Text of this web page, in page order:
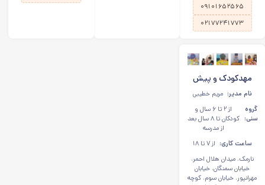
۰۹۱۰۱۶۵۲۵۶۵
۰۲۱۷۷۲۴۱۷۷۳
مهدکودک و پیش
دبستانی طوطک در
نام مدیر: مریم خطیبی
گروه
سنی:
از ۲ تا ۶ سال و
کودکان تا ۸ سال بعد
از مدرسه
ساعت کاری: از ۷ تا ۱۸
نارمک، میدان هلال احمر،
خیابان سمنگان، خیابان
مهرانپور، خیابان سوم، کوچه